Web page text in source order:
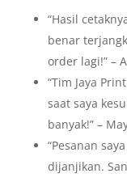
“Hasil
benar
order lagi!” –
“Tim Jaya
saat saya
banyak!” –
“Pesanan
dijanjikan.